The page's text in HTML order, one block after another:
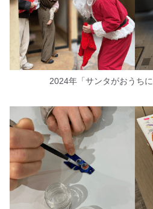
2024年「サンタがおうち